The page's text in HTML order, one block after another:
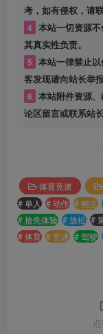
考，如有侵权，请
4 本站一切资源
其真实性负责。
5 本站一律禁止
客发现请向站长举报
6 本站附件资源
论区留言或联系站
体育竞速
# 单人 # 动作 # 独立
# 抢先体验 # 放松 #
# 体育 # 竞速 # 驾驶